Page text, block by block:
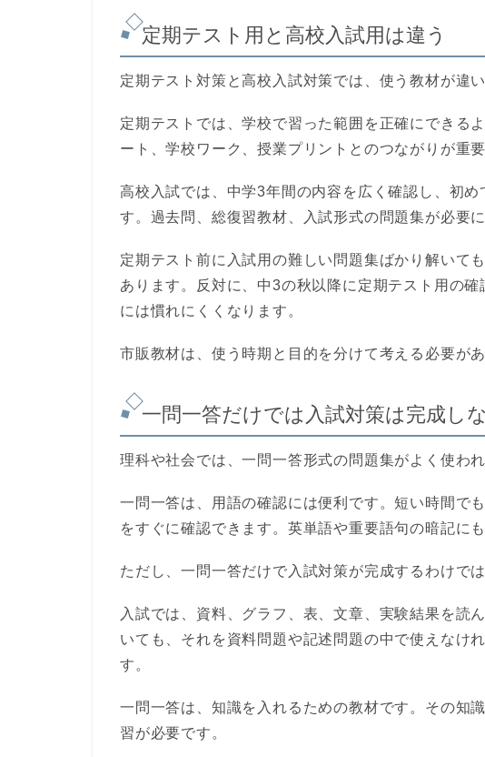
定期テスト用と高校入試用は違う
定期テスト対策と高校入試対策では、使う教材が違い
定期テストでは、学校で習った範囲を正確にできる
ート、学校ワーク、授業プリントとのつながりが重要
高校入試では、中学3年間の内容を広く確認し、初
す。過去問、総復習教材、入試形式の問題集が必要
定期テスト前に入試用の難しい問題集ばかり解いて
あります。反対に、中3の秋以降に定期テスト用の
には慣れにくくなります。
市販教材は、使う時期と目的を分けて考える必要があ
一問一答だけでは入試対策は完成し
理科や社会では、一問一答形式の問題集がよく使われ
一問一答は、用語の確認には便利です。短い時間で
をすぐに確認できます。英単語や重要語句の暗記に
ただし、一問一答だけで入試対策が完成するわけでは
入試では、資料、グラフ、表、文章、実験結果を読
いても、それを資料問題や記述問題の中で使えなけ
す。
一問一答は、知識を入れるための教材です。その知
習が必要です。